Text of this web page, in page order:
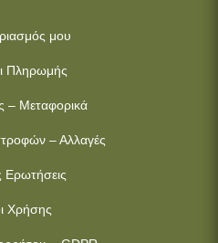
μου
Πληρωμής
– Μεταφορικά
– Αλλαγές
Ερωτήσεις
Χρήσης